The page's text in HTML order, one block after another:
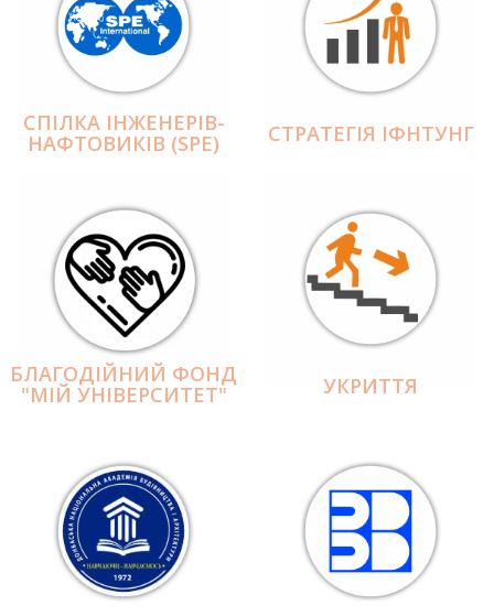
СПІЛКА ІНЖЕНЕРІВ-
НАФТОВИКІВ (SPE) СТРАТЕГІЯ ІФНТУНГ
БЛАГОДІЙНИЙ ФОНД
"МІЙ УНІВЕРСИТЕТ" УКРИТТЯ